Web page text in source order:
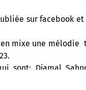
sur facebook
mixe une
sont: Djamal